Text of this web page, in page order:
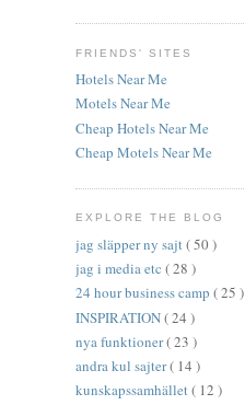
FRIENDS' SITES
Hotels Near Me
Motels Near Me
Cheap Hotels Near Me
Cheap Motels Near Me
EXPLORE THE BLOG
jag släpper ny sajt( 50 )
jag i media etc ( 28 )
24 hour business camp ( 25 )
INSPIRATION( 24 )
nya funktioner( 23 )
andra kul sajter( 14 )
kunskapssamhället( 12 )